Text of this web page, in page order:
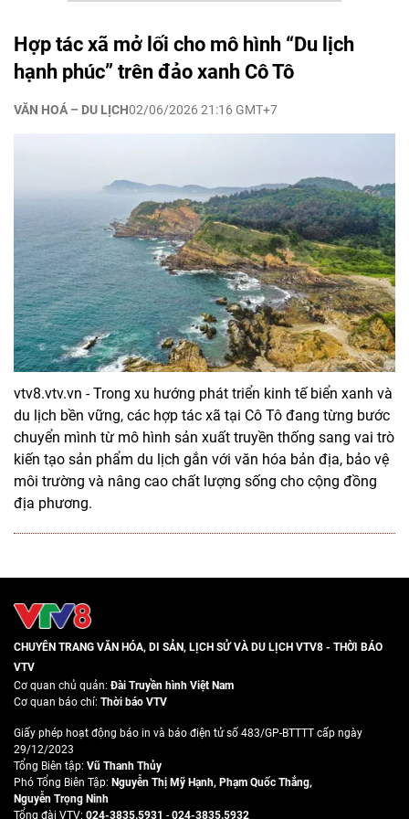
Hợp tác xã mở lối cho mô hình “Du lịch
hạnh phúc” trên đảo xanh Cô Tô
VĂN HOÁ – DU LỊCH02/06/2026 21:16 GMT+7
vtv8.vtv.vn - Trong xu hướng phát triển kinh tế biển xanh và
du lịch bền vững, các hợp tác xã tại Cô Tô đang từng bước
chuyển mình từ mô hình sản xuất truyền thống sang vai trò
kiến tạo sản phẩm du lịch gắn với văn hóa bản địa, bảo vệ
môi trường và nâng cao chất lượng sống cho cộng đồng
địa phương.
CHUYÊN TRANG VĂN HÓA, DI SẢN, LỊCH SỬ VÀ DU LỊCH VTV8 - THỜI BÁO
VTV
Cơ quan chủ quản:Đài Truyền hình Việt Nam
Cơ quan báo chí: Thời báo VTV
Giấy phép hoạt động báo in và báo điện tử số 483/GP-BTTTT cấp ngày
29/12/2023
Tổng Biên tập: Vũ Thanh Thủy
Phó Tổng Biên Tập: Nguyễn Thị Mỹ Hạnh, Phạm Quốc Thắng,
Nguyễn Trọng Ninh
Tổng đài VTV: 024-3835.5931 - 024-3835.5932